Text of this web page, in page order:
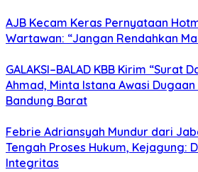
AJB Kecam Keras Pernyataan
Wartawan: “Jangan Rendahkan
GALAKSI–BALAD KBB Kirim “Surat
Ahmad, Minta Istana Awasi
Bandung Barat
Febrie Adriansyah Mundur dari
Tengah Proses Hukum, Kejagung:
Integritas